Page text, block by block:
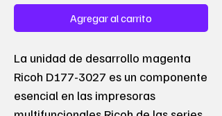
Agregar al carrito
La unidad de desarrollo magenta
Ricoh D177-3027 es un componente
esencial en las impresoras